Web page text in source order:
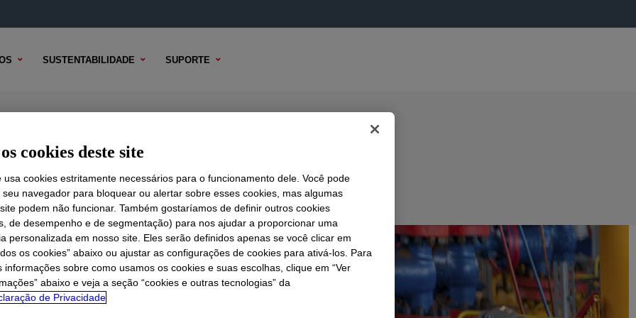
SUSTENTABILIDADE SUPORTE
TÉCNICO OPÇÕES DE AMOSTRA OPÇÕES DE COMPRA
cookies deste site
usa cookies estritamente necessários para o funcionamento dele. Você pode
navegador para bloquear ou alertar sobre esses cookies, mas algumas
podem não funcionar. Também gostaríamos de definir outros cookies
de desempenho e de segmentação) para nos ajudar a proporcionar uma
personalizada em nosso site. Eles serão definidos apenas se você clicar em
os cookies” abaixo ou ajustar as configurações de cookies para ativá-los. Para
informações sobre como usamos os cookies e suas escolhas, clique em “Ver
abaixo e veja a seção “cookies e outras tecnologias” da
de Privacidade